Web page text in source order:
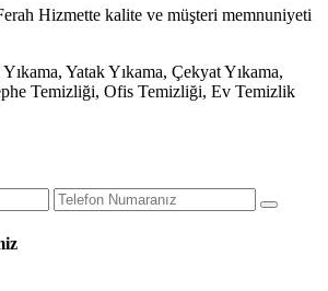
Yatak Yıkama, Çekyat Yıkama,
Temizliği, Ofis Temizliği, Ev Temizlik